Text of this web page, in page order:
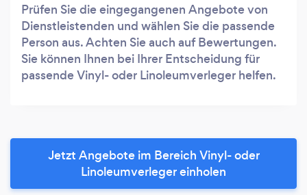
Prüfen Sie die eingegangenen Angebote von
Dienstleistenden und wählen Sie die passende
Person aus. Achten Sie auch auf Bewertungen.
Sie können Ihnen bei Ihrer Entscheidung für
passende Vinyl- oder Linoleumverleger helfen.
Jetzt Angebote im Bereich Vinyl- oder
Linoleumverleger einholen